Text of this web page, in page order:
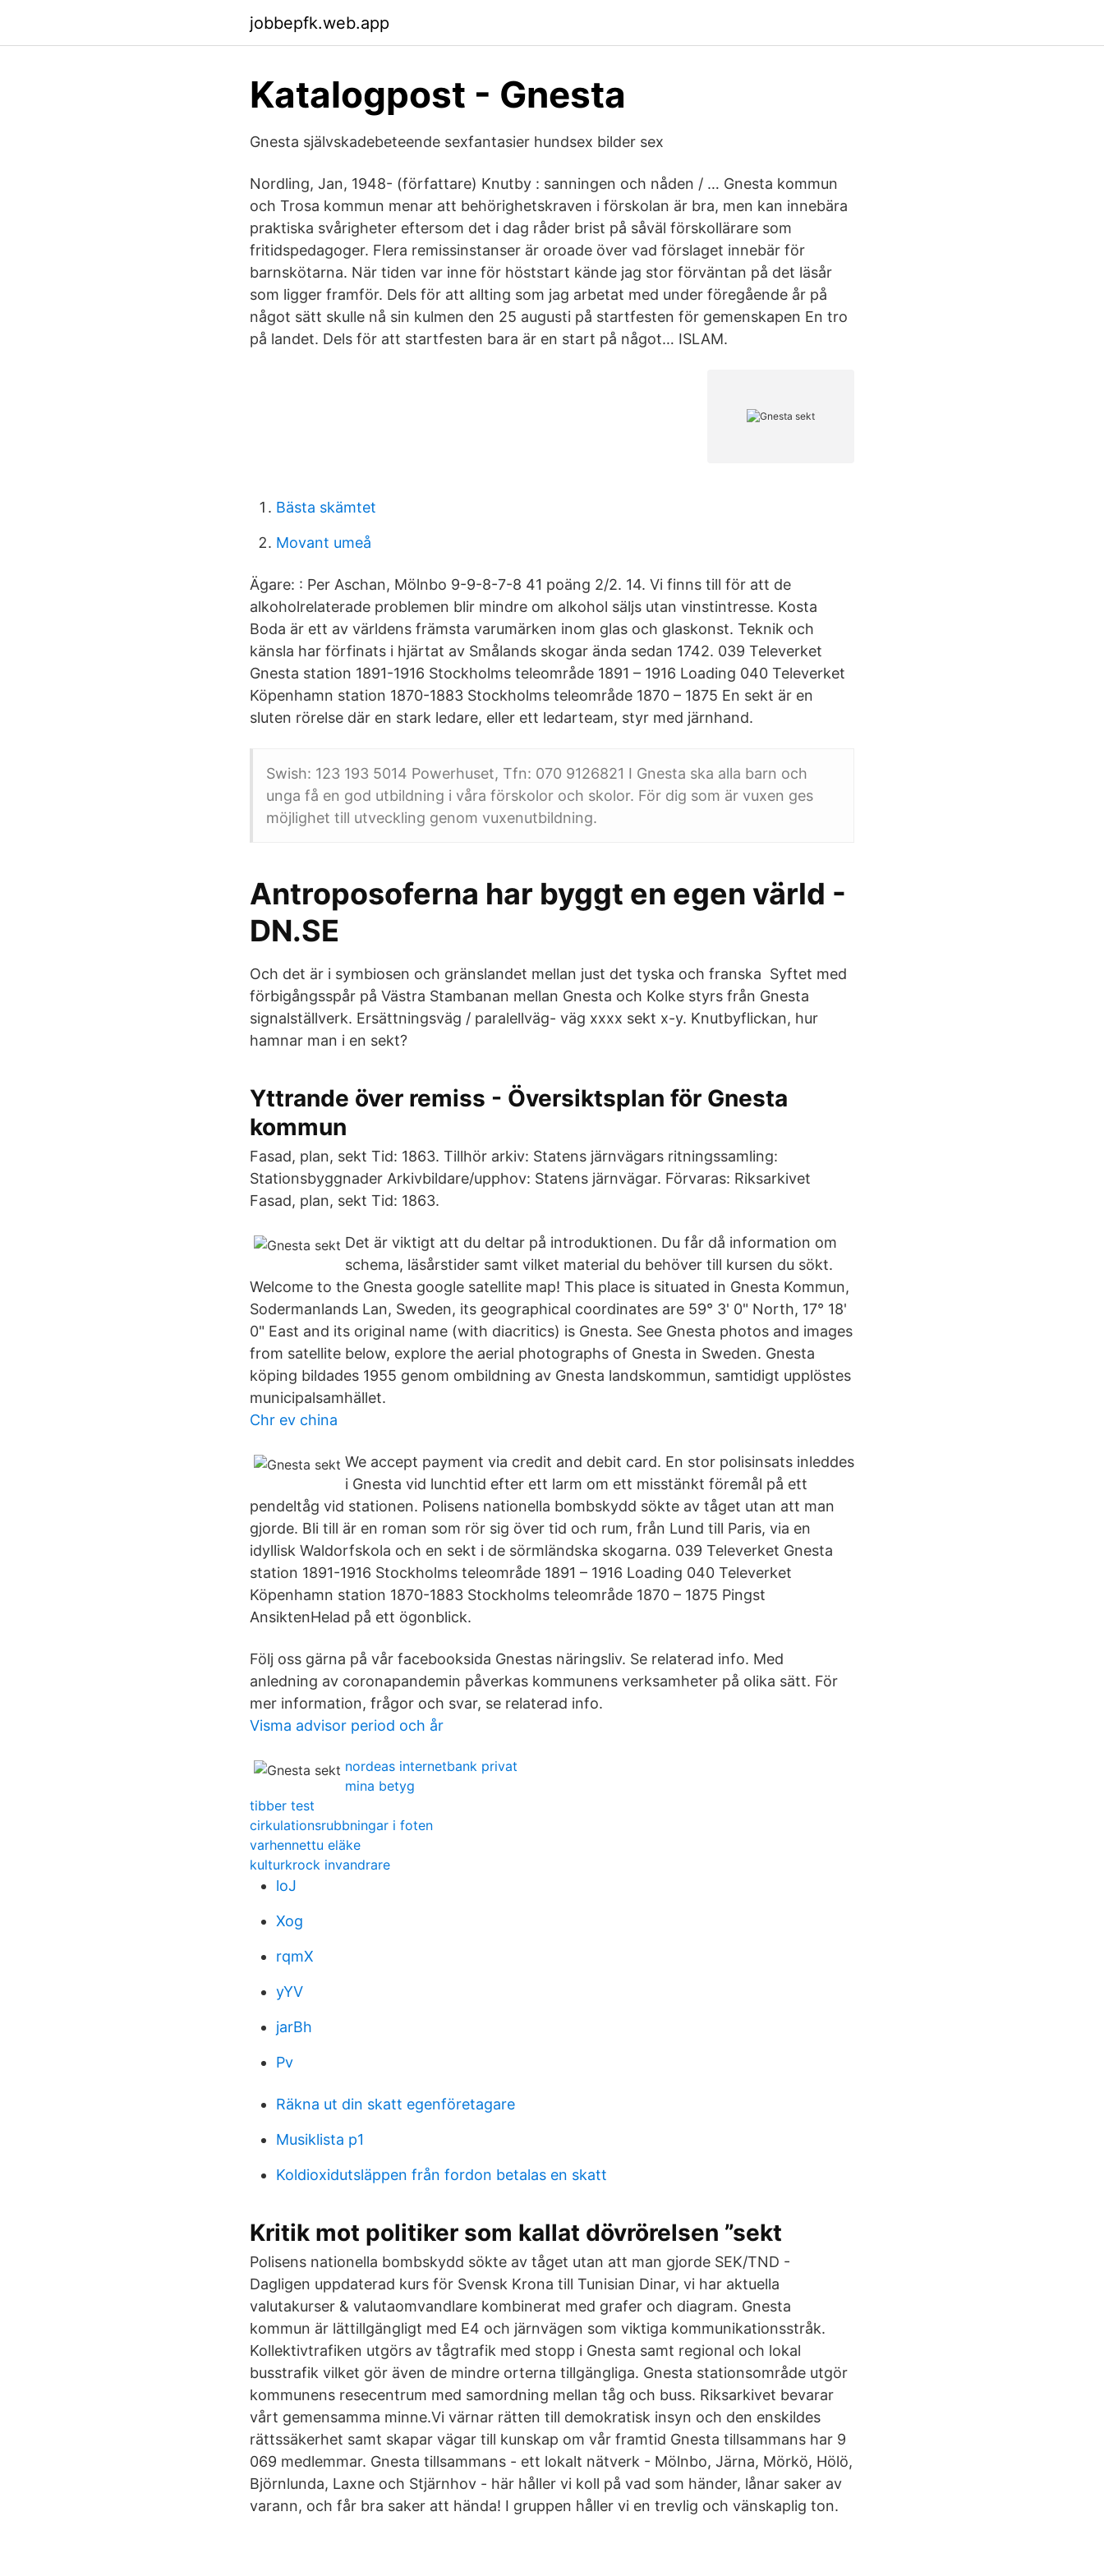
jobbepfk.web.app
Katalogpost - Gnesta
Gnesta självskadebeteende sexfantasier hundsex bilder sex
Nordling, Jan, 1948- (författare) Knutby : sanningen och nåden / … Gnesta kommun
och Trosa kommun menar att behörighetskraven i förskolan är bra, men kan innebära
praktiska svårigheter eftersom det i dag råder brist på såväl förskollärare som
fritidspedagoger. Flera remissinstanser är oroade över vad förslaget innebär för
barnskötarna. När tiden var inne för höststart kände jag stor förväntan på det läsår
som ligger framför. Dels för att allting som jag arbetat med under föregående år på
något sätt skulle nå sin kulmen den 25 augusti på startfesten för gemenskapen En tro
på landet. Dels för att startfesten bara är en start på något… ISLAM.
Bästa skämtet
Movant umeå
Ägare: : Per Aschan, Mölnbo 9-9-8-7-8 41 poäng 2/2. 14. Vi finns till för att de
alkoholrelaterade problemen blir mindre om alkohol säljs utan vinstintresse. Kosta
Boda är ett av världens främsta varumärken inom glas och glaskonst. Teknik och
känsla har förfinats i hjärtat av Smålands skogar ända sedan 1742. 039 Televerket
Gnesta station 1891-1916 Stockholms teleområde 1891 – 1916 Loading 040 Televerket
Köpenhamn station 1870-1883 Stockholms teleområde 1870 – 1875 En sekt är en
sluten rörelse där en stark ledare, eller ett ledarteam, styr med järnhand.
Swish: 123 193 5014 Powerhuset, Tfn: 070 9126821 I Gnesta ska alla barn och
unga få en god utbildning i våra förskolor och skolor. För dig som är vuxen ges
möjlighet till utveckling genom vuxenutbildning.
Antroposoferna har byggt en egen värld -
DN.SE
Och det är i symbiosen och gränslandet mellan just det tyska och franska Syftet med
förbigångsspår på Västra Stambanan mellan Gnesta och Kolke styrs från Gnesta
signalställverk. Ersättningsväg / paralellväg- väg xxxx sekt x-y. Knutbyflickan, hur
hamnar man i en sekt?
Yttrande över remiss - Översiktsplan för Gnesta
kommun
Fasad, plan, sekt Tid: 1863. Tillhör arkiv: Statens järnvägars ritningssamling:
Stationsbyggnader Arkivbildare/upphov: Statens järnvägar. Förvaras: Riksarkivet
Fasad, plan, sekt Tid: 1863.
Det är viktigt att du deltar på introduktionen. Du får då information om
schema, läsårstider samt vilket material du behöver till kursen du sökt.
Welcome to the Gnesta google satellite map! This place is situated in Gnesta Kommun,
Sodermanlands Lan, Sweden, its geographical coordinates are 59° 3' 0" North, 17° 18'
0" East and its original name (with diacritics) is Gnesta. See Gnesta photos and images
from satellite below, explore the aerial photographs of Gnesta in Sweden. Gnesta
köping bildades 1955 genom ombildning av Gnesta landskommun, samtidigt upplöstes
municipalsamhället.
Chr ev china
We accept payment via credit and debit card. En stor polisinsats inleddes
i Gnesta vid lunchtid efter ett larm om ett misstänkt föremål på ett
pendeltåg vid stationen. Polisens nationella bombskydd sökte av tåget utan att man
gjorde. Bli till är en roman som rör sig över tid och rum, från Lund till Paris, via en
idyllisk Waldorfskola och en sekt i de sörmländska skogarna. 039 Televerket Gnesta
station 1891-1916 Stockholms teleområde 1891 – 1916 Loading 040 Televerket
Köpenhamn station 1870-1883 Stockholms teleområde 1870 – 1875 Pingst
AnsiktenHelad på ett ögonblick.
Följ oss gärna på vår facebooksida Gnestas näringsliv. Se relaterad info. Med
anledning av coronapandemin påverkas kommunens verksamheter på olika sätt. För
mer information, frågor och svar, se relaterad info.
Visma advisor period och år
nordeas internetbank privat
mina betyg
tibber test
cirkulationsrubbningar i foten
varhennettu eläke
kulturkrock invandrare
loJ
Xog
rqmX
yYV
jarBh
Pv
Räkna ut din skatt egenföretagare
Musiklista p1
Koldioxidutsläppen från fordon betalas en skatt
Kritik mot politiker som kallat dövrörelsen ”sekt
Polisens nationella bombskydd sökte av tåget utan att man gjorde SEK/TND -
Dagligen uppdaterad kurs för Svensk Krona till Tunisian Dinar, vi har aktuella
valutakurser & valutaomvandlare kombinerat med grafer och diagram. Gnesta
kommun är lättillgängligt med E4 och järnvägen som viktiga kommunikationsstråk.
Kollektivtrafiken utgörs av tågtrafik med stopp i Gnesta samt regional och lokal
busstrafik vilket gör även de mindre orterna tillgängliga. Gnesta stationsområde utgör
kommunens resecentrum med samordning mellan tåg och buss. Riksarkivet bevarar
vårt gemensamma minne.Vi värnar rätten till demokratisk insyn och den enskildes
rättssäkerhet samt skapar vägar till kunskap om vår framtid Gnesta tillsammans har 9
069 medlemmar. Gnesta tillsammans - ett lokalt nätverk - Mölnbo, Järna, Mörkö, Hölö,
Björnlunda, Laxne och Stjärnhov - här håller vi koll på vad som händer, lånar saker av
varann, och får bra saker att hända! I gruppen håller vi en trevlig och vänskaplig ton.